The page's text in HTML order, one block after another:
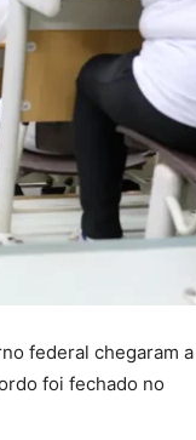
federal chegaram a
foi fechado no